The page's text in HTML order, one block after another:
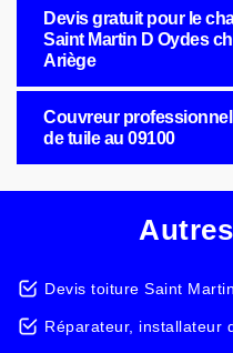
Devis gratuit pour le
Saint Martin D Oydes
Ariège
Couvreur
de tuile au 09100
Devis toiture Saint
Réparateur, installateur